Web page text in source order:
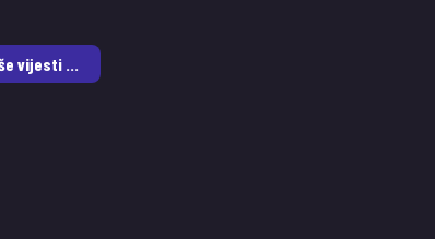
vijesti ...